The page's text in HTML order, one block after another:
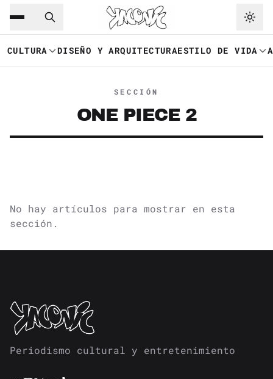
Saltar al contenido principal
CULTURA DISEÑO Y ARQUITECTURAESTILO DE VIDA
SECCIÓN
ONE PIECE 2
No hay artículos para mostrar en esta
sección.
Periodismo cultural y entretenimiento